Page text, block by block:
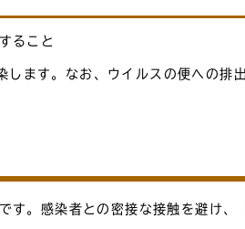
ること
ます。なお、ウイルスの便への排
。感染者との密接な接触を避け